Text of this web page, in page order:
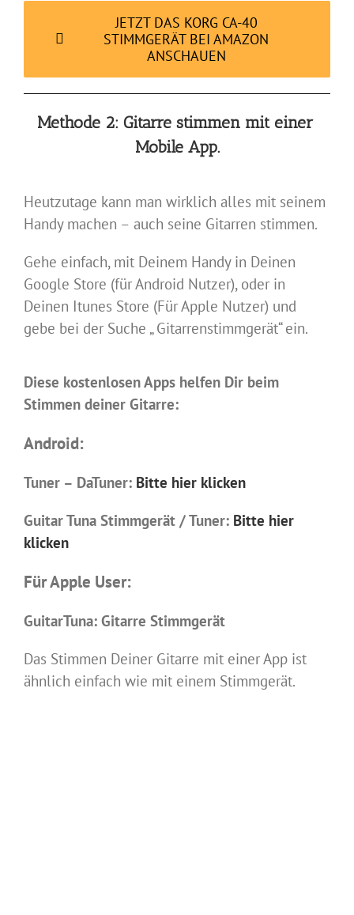
JETZT DAS KORG CA-40
STIMMGERÄT BEI AMAZON
ANSCHAUEN
Methode 2: Gitarre stimmen mit einer
Mobile App.
Heutzutage kann man wirklich alles mit seinem
Handy machen – auch seine Gitarren stimmen.
Gehe einfach, mit Deinem Handy in Deinen
Google Store (für Android Nutzer), oder in
Deinen Itunes Store (Für Apple Nutzer) und
gebe bei der Suche „ Gitarrenstimmgerät“ ein.
Diese kostenlosen Apps helfen Dir beim
Stimmen deiner Gitarre:
Android:
Tuner – DaTuner: Bitte hier klicken
Guitar Tuna Stimmgerät / Tuner: Bitte hier
klicken
Für Apple User:
GuitarTuna: Gitarre Stimmgerät
Das Stimmen Deiner Gitarre mit einer App ist
ähnlich einfach wie mit einem Stimmgerät.